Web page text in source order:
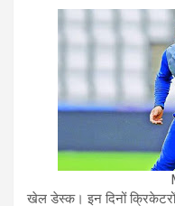
खेल डेस्क। इन दिनों